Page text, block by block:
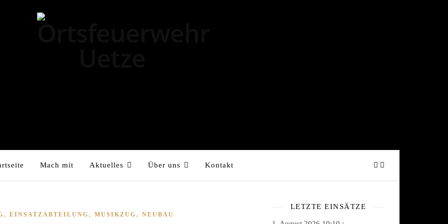
Mach mit Aktuelles Über uns Kontakt
, EINSATZABTEILUNG , MUSIKZUG , NEUBAU
LETZTE EINSÄTZE